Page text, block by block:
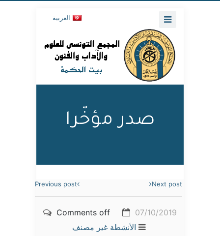
العربية
صدر مؤخّرا
Previous post Next post
07/10/2019
Comments off
الأنشطة غير مصنف